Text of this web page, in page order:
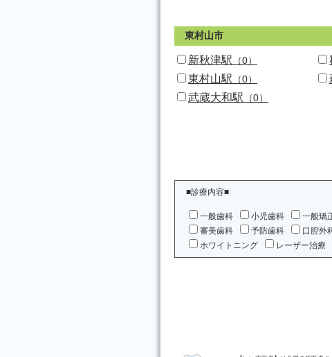
東村山市
新秋津駅 （0）
東村山駅 （0）
武蔵大和駅 （0）
■診療内容■
一般歯科 小児歯科 一般矯
審美歯科
予防歯科 口腔外
ホワイトニング
レーザー治療